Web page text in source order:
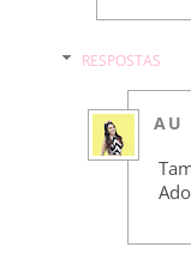
RESPOSTAS
AU